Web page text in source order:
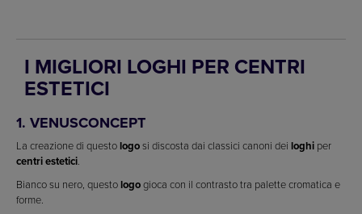
I MIGLIORI LOGHI PER CENTRI
ESTETICI
1. VENUSCONCEPT
La creazione di questo logosi discosta dai classici canoni dei loghi per
centri estetici.
Bianco su nero, questo logogioca con il contrasto tra palette cromatica e
forme.